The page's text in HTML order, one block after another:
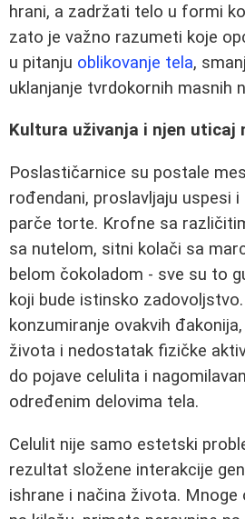
hrani, a zadržati telo u formi
zato je važno razumeti koje
u pitanju oblikovanje tela,
uklanjanje tvrdokornih masnih
Kultura uživanja i njen uticaj
Poslastičarnice su postale
rođendani, proslavljaju uspesi
parče torte. Krofne sa
sa nutelom, sitni kolači sa
belom čokoladom - sve su to
koji bude istinsko
konzumiranje ovakvih
života i nedostatak fizičke
do pojave celulita i
određenim delovima tela.
Celulit nije samo estetski
rezultat složene interakcije
ishrane i načina života. Mnoge